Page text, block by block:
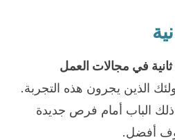
في مجالات العمل
الذين يجرون هذه التجربة.
ذلك الباب أمام فرص جديدة
أفضل.